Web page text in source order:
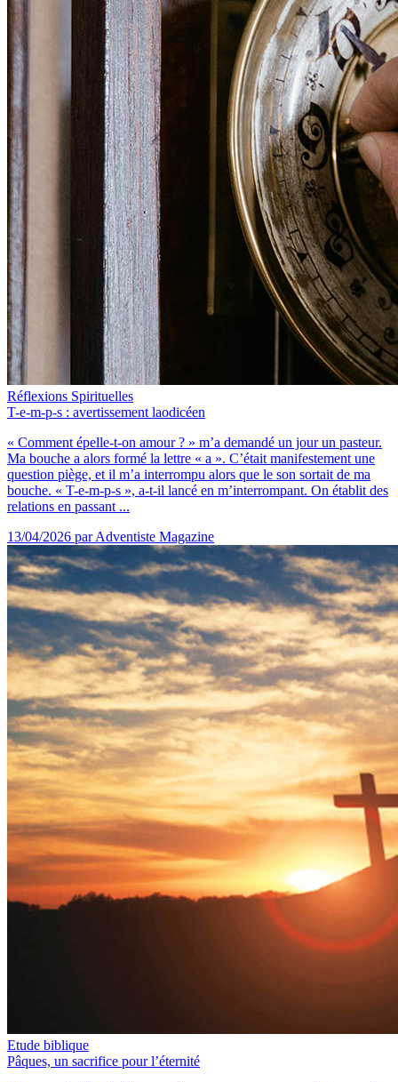
Réflexions Spirituelles
T-e-m-p-s : avertissement laodicéen
« Comment épelle-t-on amour ? » m’a demandé un jour un pasteur.
Ma bouche a alors formé la lettre « a ». C’était manifestement une
question piège, et il m’a interrompu alors que le son sortait de ma
bouche. « T-e-m-p-s », a-t-il lancé en m’interrompant. On établit des
relations en passant ...
13/04/2026 par Adventiste Magazine
Etude biblique
Pâques, un sacrifice pour l’éternité